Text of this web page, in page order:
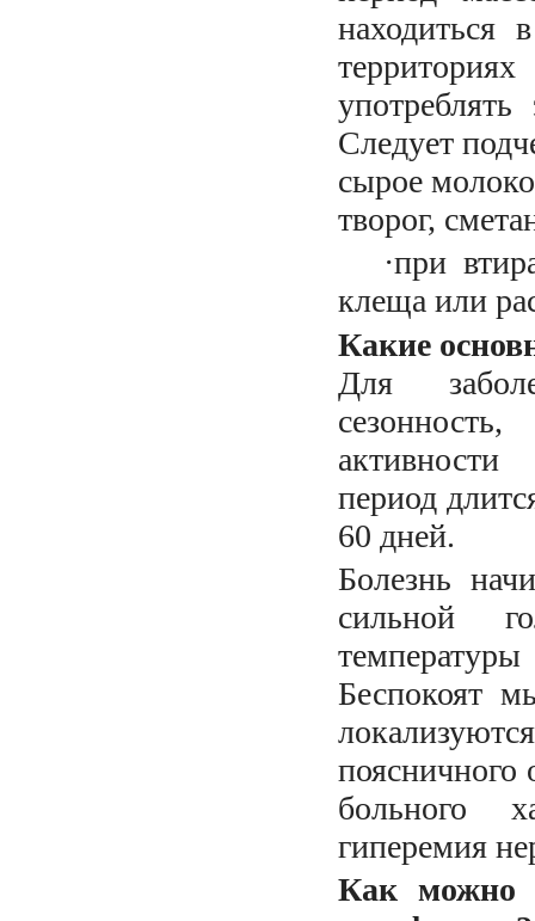
находиться
Следует
сырое
творог,
·при
клеща или
Какие
Для
период
60 дней.
Болезнь
сильной
Беспокоят
поясничного
больного
гиперемия
Как можно